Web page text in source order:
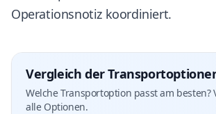
Operationsnotiz koordiniert.
Vergleich der
Welche Transportoption passt am besten?
alle Optionen.